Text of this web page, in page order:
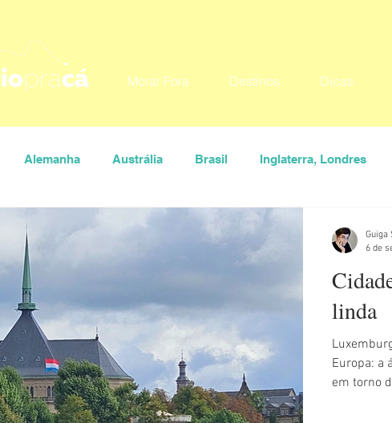
Morar Fora Destinos Dicas
Alemanha Austrália Brasil Inglaterra, Londres
Villaça Hylka Maria
Úrsula Corona Vanessa Veiga O
África do Sul Argentina Áustria
linda
Europa: a
em torno
Guiga
6 de